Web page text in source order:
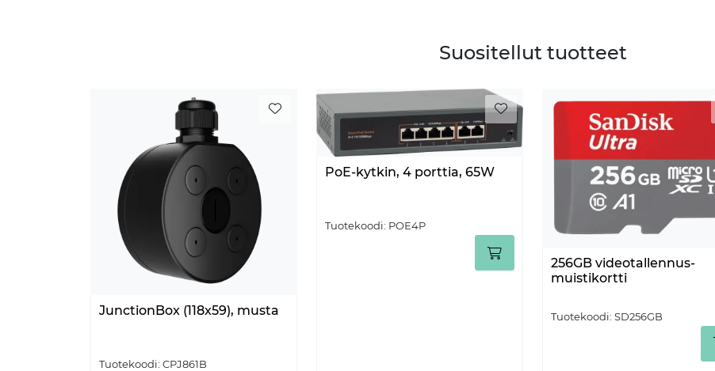
Suositellut tuotteet
JunctionBox (118x59), musta
Tuotekoodi: CPJ861B
PoE-kytkin, 4 porttia, 65W
Tuotekoodi: POE4P
256GB videotallennus-
muistikortti
Tuotekoodi: SD256GB